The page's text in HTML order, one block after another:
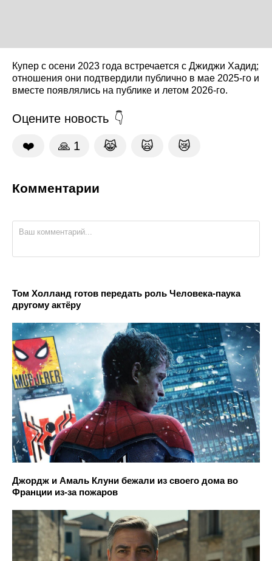
Купер с осени 2023 года встречается с Джиджи Хадид;
отношения они подтвердили публично в мае 2025-го и
вместе появлялись на публике и летом 2026-го.
Оцените новость
❤️ 🙏 1 😹 🙀 😿
Комментарии
Том Холланд готов передать роль Человека-паука
другому актёру
Джордж и Амаль Клуни бежали из своего дома во
Франции из-за пожаров